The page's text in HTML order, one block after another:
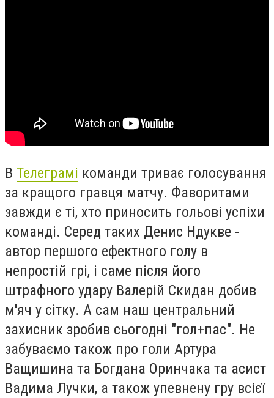
В Телеграмі команди триває голосування
за кращого гравця матчу. Фаворитами
завжди є ті, хто приносить гольові успіхи
команді. Серед таких Денис Ндукве -
автор першого ефектного голу в
непростій грі, і саме після його
штрафного удару Валерій Скидан добив
м'яч у сітку. А сам наш центральний
захисник зробив сьогодні "гол+пас". Не
забуваємо також про голи Артура
Ващишина та Богдана Оринчака та асист
Вадима Лучки, а також упевнену гру всієї